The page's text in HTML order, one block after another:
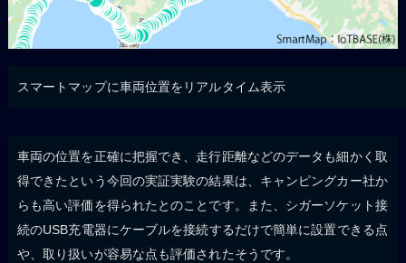
スマートマップに車両位置をリアルタイム表示
車両の位置を正確に把握でき、走行距離などのデータも細かく取
得できたという今回の実証実験の結果は、キャンピングカー社か
らも高い評価を得られたとのことです。また、シガーソケット接
続のUSB充電器にケーブルを接続するだけで簡単に設置できる点
や、取り扱いが容易な点も評価されたそうです。